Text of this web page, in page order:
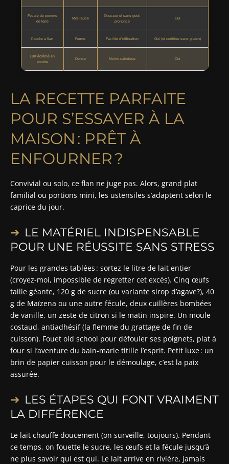
Fécule de pomme
de terre
Mœlleuse
Douceur et sans goût
prononcé
Oui
Poudre à flan Ferme Facilité d’utilisation Oui (si certifiée sans gluten)
Lait écrémé en
poudre
Dense Moins calorique Oui
LA RECETTE PARFAITE
POUR S’ESSAYER À LA
MAISON : PRÊT À
ENFOURNER ?
Convivial ou solo, ce flan ne juge pas. Alors, grand plat
familial ou portions mini, les ustensiles s’adaptent selon le
caprice du jour.
LE MATÉRIEL INDISPENSABLE
POUR UNE RÉUSSITE SANS STRESS
Pour les grandes tablées : sortez le litre de lait entier
(croyez-moi, impossible de regretter cet excès). Cinq œufs
taille géante, 120 g de sucre (ou variante sirop d’agave?), 40
g de Maïzena ou une autre fécule, deux cuillères bombées
de vanille, un zeste de citron si le matin inspire. Un moule
costaud, antiadhésif (la flemme du grattage de fin de
cuisson). Fouet old school pour défouler ses poignets, plat à
four si l’aventure du bain-marie titille l’esprit. Petit luxe : un
brin de papier cuisson pour le démoulage, c’est la paix
assurée.
LES ÉTAPES QUI FONT VRAIMENT
LA DIFFÉRENCE
Le lait chauffe doucement (on surveille, toujours). Pendant
ce temps, on fouette le sucre, les œufs et la fécule jusqu’à
ne plus savoir qui est qui. Le lait arrive en rivière, jamais